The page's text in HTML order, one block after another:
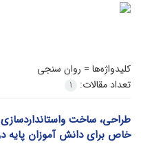
کلیدواژه‌ها = روان سنجی
تعداد مقالات:
1
طراحی، ساخت
خاص برای دانش آموزان پایه